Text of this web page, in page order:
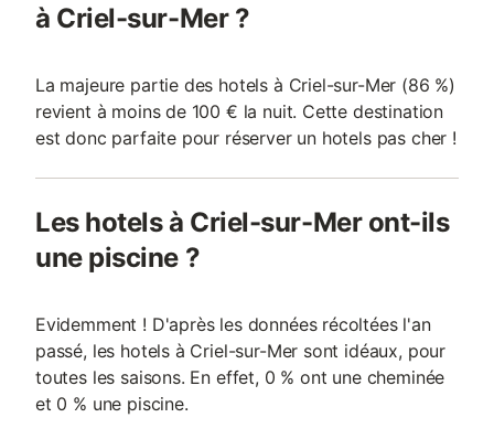
à Criel-sur-Mer ?
La majeure partie des hotels à Criel-sur-Mer (86 %)
revient à moins de 100 € la nuit. Cette destination
est donc parfaite pour réserver un hotels pas cher !
Les hotels à Criel-sur-Mer ont-ils
une piscine ?
Evidemment ! D'après les données récoltées l'an
passé, les hotels à Criel-sur-Mer sont idéaux, pour
toutes les saisons. En effet, 0 % ont une cheminée
et 0 % une piscine.